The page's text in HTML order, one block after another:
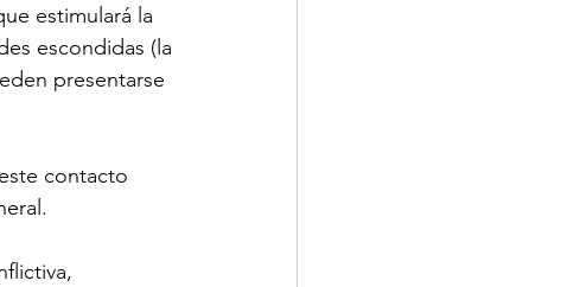
estimulará la
escondidas (la
presentarse
contacto